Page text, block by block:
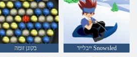
בקוגן זומה ייבלייד Snowsled